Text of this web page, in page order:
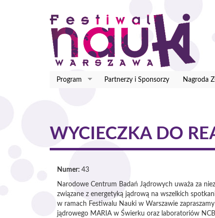
Program Partnerzy i Sponsorzy Nagroda
WYCIECZKA DO
Numer: 43
Narodowe Centrum Badań Jądrowych uważa za
związane z energetyką jądrową na wszelkich
w ramach Festiwalu Nauki w Warszawie
jądrowego MARIA w Świerku oraz laboratoriów